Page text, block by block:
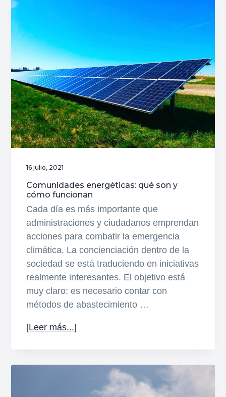
mejores
consejos
16 julio, 2021
Comunidades energéticas: qué son y
cómo funcionan
Cada día es más importante que
administraciones y ciudadanos emprendan
acciones para combatir la emergencia
climática. La concienciación dentro de la
sociedad se está traduciendo en iniciativas
realmente interesantes. El objetivo está
muy claro: es necesario contar con
métodos de abastecimiento …
[Leer más...]
energéticas: